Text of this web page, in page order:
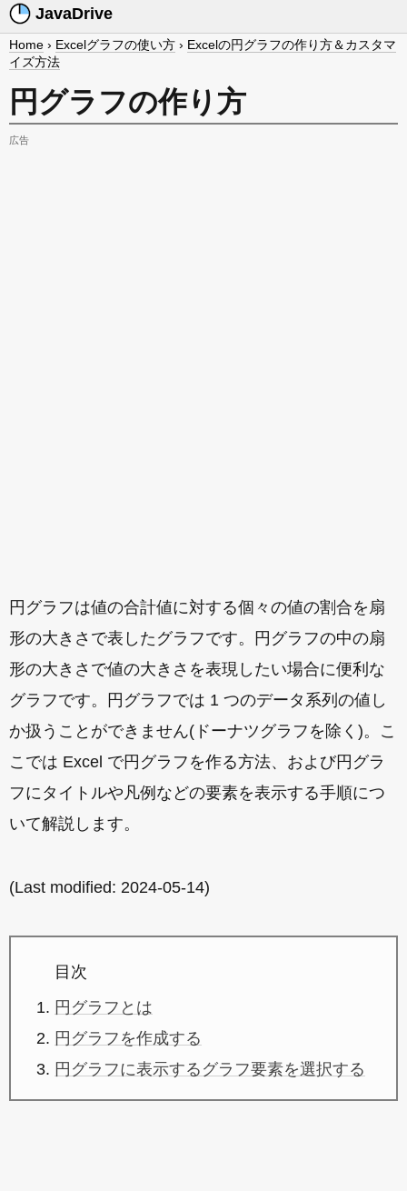
JavaDrive
Home › Excelグラフの使い方 › Excelの円グラフの作り方＆カスタマ
イズ方法
円グラフの作り方
広告
円グラフは値の合計値に対する個々の値の割合を扇
形の大きさで表したグラフです。円グラフの中の扇
形の大きさで値の大きさを表現したい場合に便利な
グラフです。円グラフでは 1 つのデータ系列の値し
か扱うことができません(ドーナツグラフを除く)。こ
こでは Excel で円グラフを作る方法、および円グラ
フにタイトルや凡例などの要素を表示する手順につ
いて解説します。
(Last modified: 2024-05-14)
目次
円グラフとは
円グラフを作成する
円グラフに表示するグラフ要素を選択する